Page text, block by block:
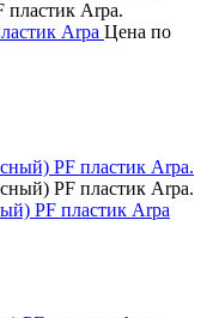
Arpa Цена по
PF пластик Arpa